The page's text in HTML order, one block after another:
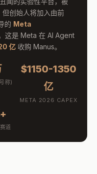
创始人将加入由前
的 Meta
这是 Meta 在 AI Agent
亿 收购 Manus。
称)
$1150-1350
亿
META 2026 CAPEX
道